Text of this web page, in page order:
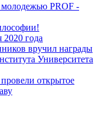
молодежью PROF -
2020 года
вручил награды
Университета
открытое